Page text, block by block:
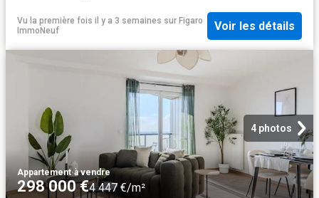
Vu la première fois il y a 3 semaines sur Figaro
ImmoNeuf
Voir les détails
4 photos
Appartement·à vendre
298 000 €4 447 €/m²